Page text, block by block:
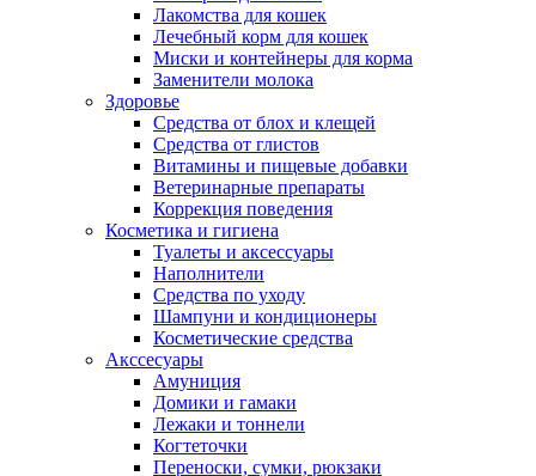
Лакомства для кошек
Лечебный корм для кошек
Миски и контейнеры для корма
Заменители молока
Здоровье
Средства от блох и клещей
Средства от глистов
Витамины и пищевые добавки
Ветеринарные препараты
Коррекция поведения
Косметика и гигиена
Туалеты и аксессуары
Наполнители
Средства по уходу
Шампуни и кондиционеры
Косметические средства
Акссесуары
Амуниция
Домики и гамаки
Лежаки и тоннели
Когтеточки
Переноски, сумки, рюкзаки